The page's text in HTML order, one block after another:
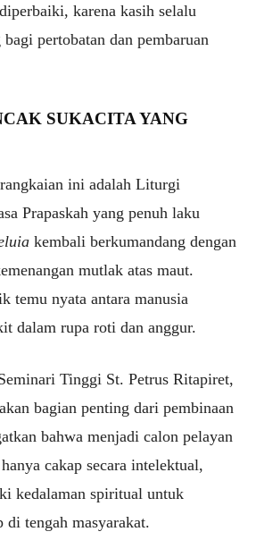
karena kasih selalu
pertobatan dan pembaruan
SUKACITA YANG
ini adalah Liturgi
Prapaskah yang penuh laku
kembali berkumandang dengan
mutlak atas maut.
temu nyata antara manusia
dalam rupa roti dan anggur.
Tinggi St. Petrus Ritapiret,
bagian penting dari pembinaan
bahwa menjadi calon pelayan
cakap secara intelektual,
kedalaman spiritual untuk
tengah masyarakat.